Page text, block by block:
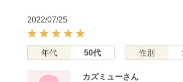
2022/07/25
年代 50代 性別
カズミューさん